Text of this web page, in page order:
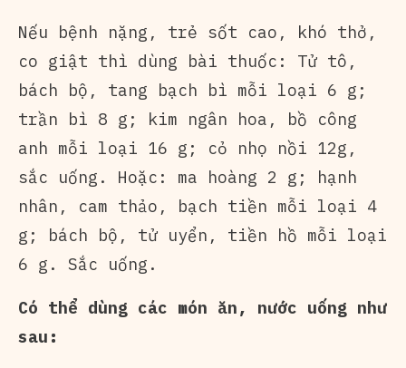
Nếu bệnh nặng, trẻ sốt cao, khó thở,
co giật thì dùng bài thuốc: Tử tô,
bách bộ, tang bạch bì mỗi loại 6 g;
trần bì 8 g; kim ngân hoa, bồ công
anh mỗi loại 16 g; cỏ nhọ nồi 12g,
sắc uống. Hoặc: ma hoàng 2 g; hạnh
nhân, cam thảo, bạch tiền mỗi loại 4
g; bách bộ, tử uyển, tiền hồ mỗi loại
6 g. Sắc uống.
Có thể dùng các món ăn, nước uống như
sau: